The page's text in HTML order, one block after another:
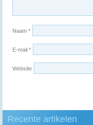
Naam *
E-mail *
Website
Recente artikelen